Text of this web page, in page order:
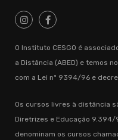
O Instituto CESGO é
a Distância (ABED) e temos
com a Lei nº 9394/96 e
Os cursos livres à distância
Diretrizes e Educação 9.394/
denominam os cursos